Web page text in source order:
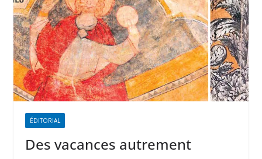
ÉDITORIAL
Des vacances autrement